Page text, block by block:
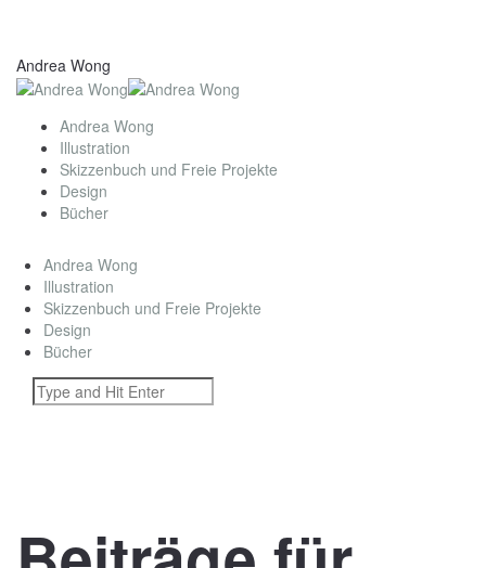
Andrea Wong
Andrea Wong
Illustration
Skizzenbuch und Freie Projekte
Design
Bücher
Andrea Wong
Illustration
Skizzenbuch und Freie Projekte
Design
Bücher